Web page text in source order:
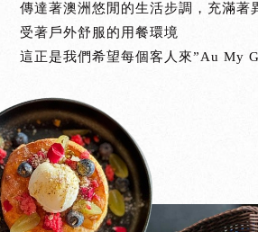
傳達著澳洲悠閒的生活步調，充滿著
受著戶外舒服的用餐環境
這正是我們希望每個客人來”Au My